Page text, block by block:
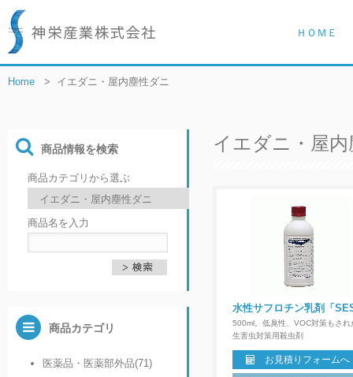
ＨＯＭＥ
Home > イエダニ・屋内塵性ダニ
商品情報を検索
商品カテゴリから選ぶ
商品名を入力
商品カテゴリ
医薬品・医薬部外品(71)
イエダニ・屋
水性サフロチン乳剤「
500ml。低臭性、VOC対策もされ
生害虫対策用殺虫剤
お見積りフォームへ